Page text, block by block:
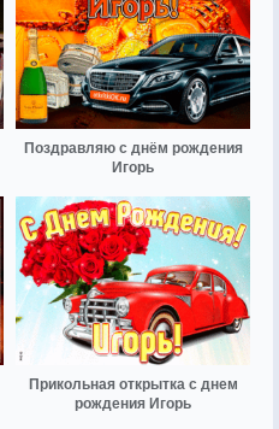
Поздравляю с днём рождения
Игорь
Прикольная открытка с днем
рождения Игорь